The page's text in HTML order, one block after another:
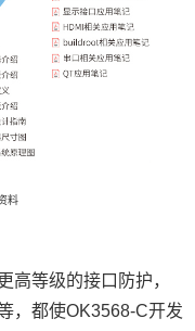
料
高等级的接口防护，
，都使OK3568-C开发